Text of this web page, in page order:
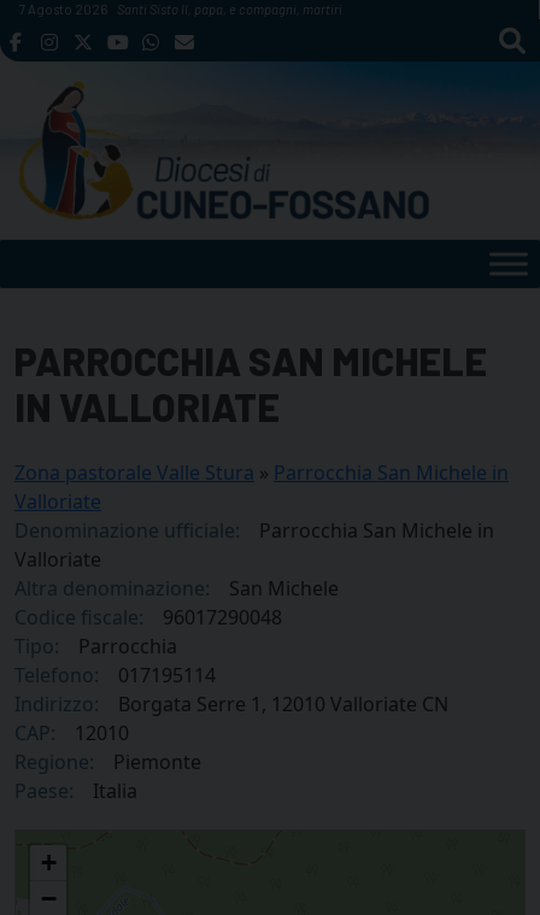
Skip
to
7 Agosto 2026 Santi Sisto II, papa, e compagni, martiri
PARROCCHIA SAN MICHELE
IN VALLORIATE
Zona pastorale Valle Stura » Parrocchia San Michele in
Valloriate
Denominazione ufficiale:
Parrocchia San Michele in
Valloriate
Altra denominazione:
San Michele
Codice fiscale:
96017290048
Tipo:
Parrocchia
Telefono:
017195114
Indirizzo:
Borgata Serre 1, 12010 Valloriate CN
CAP:
12010
Regione:
Piemonte
Paese:
Italia
Parrocchia San Michele in Valloriate
+
−